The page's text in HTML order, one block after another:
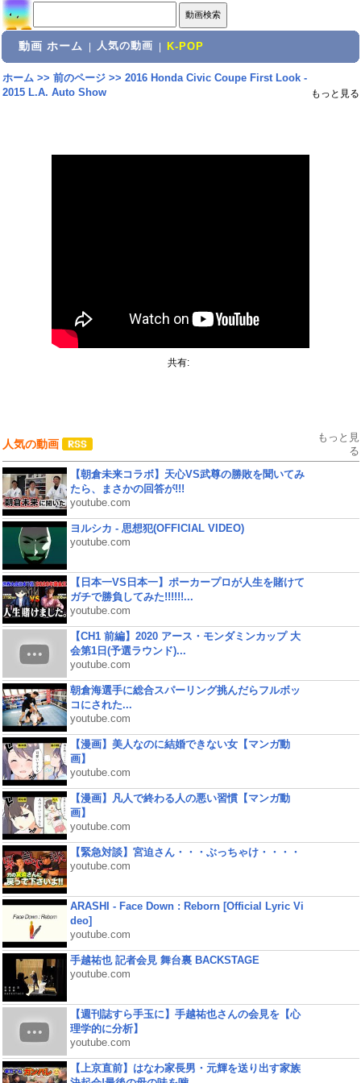
動画 ホーム 人気の動画 K-POP
ホーム>> 前のページ>> 2016 Honda Civic Coupe First Look -
2015 L.A. Auto Show
もっと見る
共有:
人気の動画
もっと見
る
【朝倉未来コラボ】天心VS武尊の勝敗を聞いてみ
たら、まさかの回答が!!!
youtube.com
ヨルシカ - 思想犯(OFFICIAL VIDEO)
youtube.com
【日本一VS日本一】ポーカープロが人生を賭けて
ガチで勝負してみた!!!!!!...
youtube.com
【CH1 前編】2020 アース・モンダミンカップ 大
会第1日(予選ラウンド)...
youtube.com
朝倉海選手に総合スパーリング挑んだらフルボッ
コにされた...
youtube.com
【漫画】美人なのに結婚できない女【マンガ動
画】
youtube.com
【漫画】凡人で終わる人の悪い習慣【マンガ動
画】
youtube.com
【緊急対談】宮迫さん・・・ぶっちゃけ・・・・
youtube.com
ARASHI - Face Down : Reborn [Official Lyric Vi
deo]
youtube.com
手越祐也 記者会見 舞台裏 BACKSTAGE
youtube.com
【週刊誌すら手玉に】手越祐也さんの会見を【心
理学的に分析】
youtube.com
【上京直前】はなわ家長男・元輝を送り出す家族